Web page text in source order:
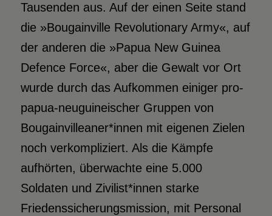
Tausenden aus. Auf der einen Seite stand
die »Bougainville Revolutionary Army«, auf
der anderen die »Papua New Guinea
Defence Force«, aber die Gewalt vor Ort
wurde durch das Aufkommen einiger pro-
papua-neuguineischer Gruppen von
Bougainvilleaner*innen mit eigenen Zielen
noch verkompliziert. Als die Kämpfe
aufhörten, überwachte eine 5.000
Soldaten und Zivilist*innen starke
Friedenssicherungsmission, mit Personal